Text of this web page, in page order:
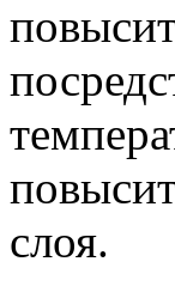
слоя.